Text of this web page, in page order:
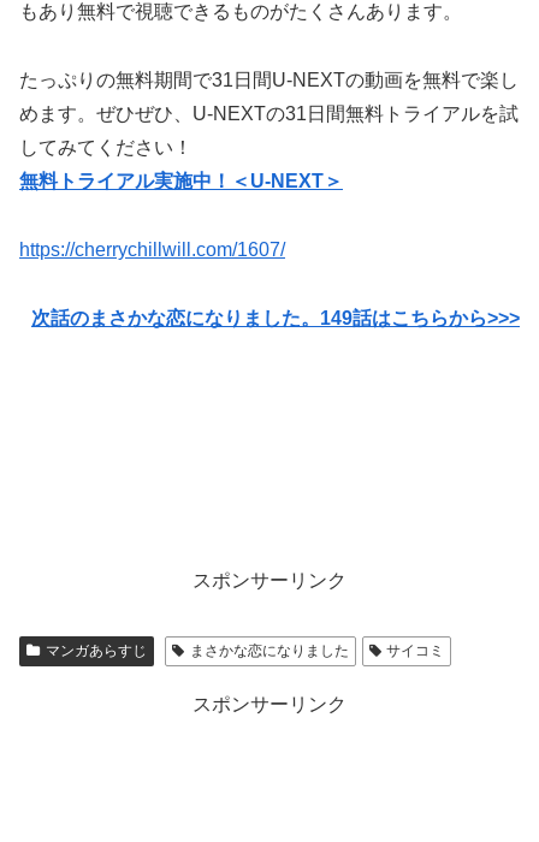
もあり無料で視聴できるものがたくさんあります。
たっぷりの無料期間で31日間U-NEXTの動画を無料で楽し
めます。ぜひぜひ、U-NEXTの31日間無料トライアルを試
してみてください！
無料トライアル実施中！＜U-NEXT＞
https://cherrychillwill.com/1607/
次話のまさかな恋になりました。149話はこちらから>>>
スポンサーリンク
マンガあらすじ まさかな恋になりました サイコミ
スポンサーリンク